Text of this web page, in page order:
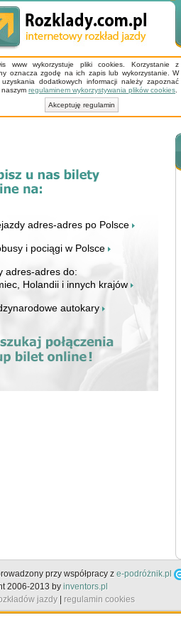
www wykorzystuje pliki cookies. Korzystanie z
oznacza zgodę na ich zapis lub wykorzystanie. W
dodatkowych informacji należy zapoznać
naszym regulaminem wykorzystywania plików cookies
Akceptuję regulamin
adres-adres po Polsce
i pociągi w Polsce
adres-adres do:
Holandii i innych krajów
autokary
przy współpracy z e-podróżnik.pl
2006-2013 by inventors.pl
jazdy
regulamin cookies